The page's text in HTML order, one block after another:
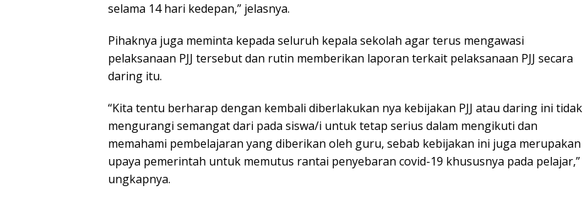
selama 14 hari kedepan,” jelasnya.
Pihaknya juga meminta kepada seluruh kepala sekolah agar terus mengawasi
pelaksanaan PJJ tersebut dan rutin memberikan laporan terkait pelaksanaan PJJ secara
daring itu.
“Kita tentu berharap dengan kembali diberlakukan nya kebijakan PJJ atau daring ini tidak
mengurangi semangat dari pada siswa/i untuk tetap serius dalam mengikuti dan
memahami pembelajaran yang diberikan oleh guru, sebab kebijakan ini juga merupakan
upaya pemerintah untuk memutus rantai penyebaran covid-19 khususnya pada pelajar,”
ungkapnya.